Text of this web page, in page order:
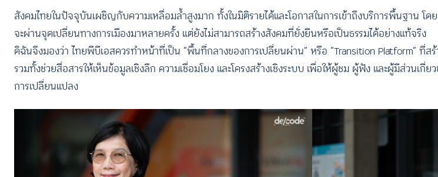
สังคมไทยในปัจจุบันเผชิญกับความเหลื่อมล้ำสูงมาก ทั้งในมิติรายได้และโอกาสในการเข้าถึงบริการพื้นฐาน โ
จะผ่านจุดเปลี่ยนทางการเมืองมาหลายครั้ง แต่ยังไม่สามารถสร้างสังคมที่ยั่งยืนหรือเป็นธรรมได้อย่างแท้จริง
ดิฉันจึงมองว่า ไทยพีบีเอสควรทำหน้าที่เป็น “พื้นที่กลางของการเปลี่ยนผ่าน” หรือ “Transition Platform” ที่
รวมทั้งช่วยสื่อสารให้เห็นข้อมูลเชิงลึก ความเชื่อมโยง และโครงสร้างเชิงระบบ เพื่อให้ผู้ชม ผู้ฟัง และผู้มีส่วนเกี่ย
การเปลี่ยนแปลง